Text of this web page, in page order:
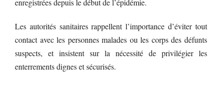
Les autorités sanitaires rappellent l’importance d’éviter tout
contact avec les personnes malades ou les corps des défunts
suspects, et insistent sur la nécessité de privilégier les
enterrements dignes et sécurisés.